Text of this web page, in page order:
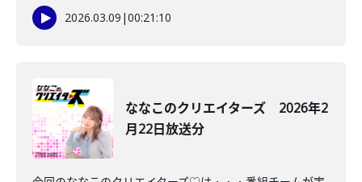
2026.03.09 |00:21:10
ななこのクリエイターズ 2026年2
月22日放送分